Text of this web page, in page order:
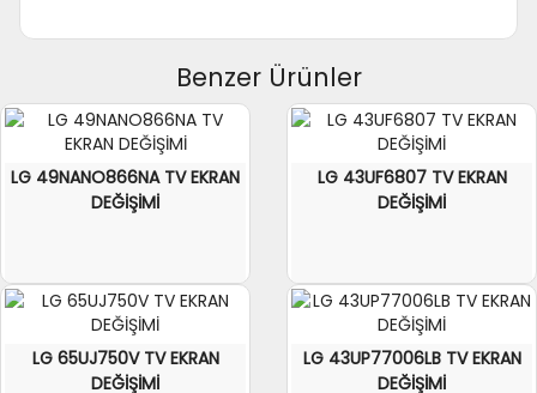
kıyaslandığında ortalama %60 ile %70 arası tasarruf sağladığı
için televizyonunuz ekran değişimi yaptırmaya değer.
Benzer Ürünler
LG 49NANO866NA TV EKRAN
DEĞİŞİMİ
LG 43UF6807 TV EKRAN
DEĞİŞİMİ
LG 65UJ750V TV EKRAN
DEĞİŞİMİ
LG 43UP77006LB TV EKRAN
DEĞİŞİMİ